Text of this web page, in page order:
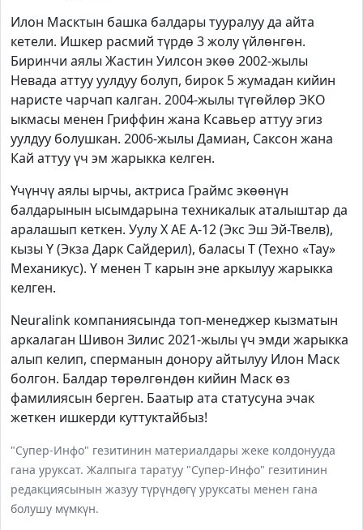
Илон Масктын башка балдары тууралуу да айта
кетели. Ишкер расмий түрдө 3 жолу үйлөнгөн.
Биринчи аялы Жастин Уилсон экөө 2002-жылы
Невада аттуу уулдуу болуп, бирок 5 жумадан кийин
наристе чарчап калган. 2004-жылы түгөйлөр ЭКО
ыкмасы менен Гриффин жана Ксавьер аттуу эгиз
уулдуу болушкан. 2006-жылы Дамиан, Саксон жана
Кай аттуу үч эм жарыкка келген.
Үчүнчү аялы ырчы, актриса Граймс экөөнүн
балдарынын ысымдарына техникалык аталыштар да
аралашып кеткен. УулуXAE A-12 (Экс Эш Эй-Твелв),
кызы Y(Экза Дарк Сайдерил), баласы Т (Техно «Тау»
Механикус). Y менен Т карын эне аркылуу жарыкка
келген.
Neuralink компаниясында топ-менеджер кызматын
аркалаган Шивон Зилис 2021-жылы үч эмди жарыкка
алып келип, сперманын донору айтылуу Илон Маск
болгон. Балдар төрөлгөндөн кийин Маск өз
фамилиясын берген. Баатыр ата статусуна эчак
жеткен ишкерди куттуктайбыз!
"Супер-Инфо" гезитинин материалдары жеке колдонууда
гана уруксат. Жалпыга таратуу "Супер-Инфо" гезитинин
редакциясынын жазуу түрүндөгү уруксаты менен гана
болушу мүмкүн.